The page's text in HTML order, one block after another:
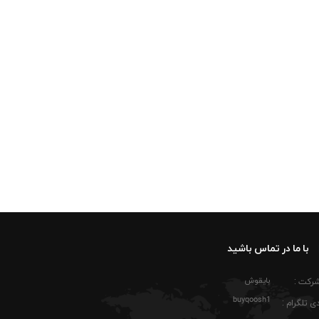
روی رنگ پولوشرت باقی بماند. کتانی سفید،
لباس کمک می‌کند ظاهر مرتب‌تری نسبت به
یا قهوه‌ای، ترکیب جذاب‌تری پیدا می‌کند و
تا رنگ زرد آن شفاف باقی بماند و سطح پارچه
با ما در تماس باشید
شرکت :
تلگرام :
بایقوش
buyqoosh1